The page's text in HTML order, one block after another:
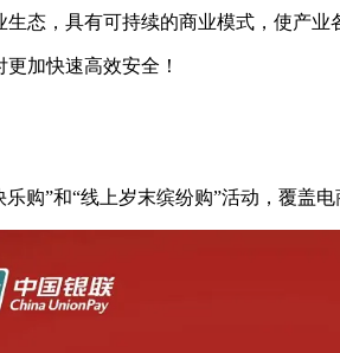
态，具有可持续的商业模式，使产业
加快速高效安全！
购”和“线上岁末缤纷购”活动，覆盖